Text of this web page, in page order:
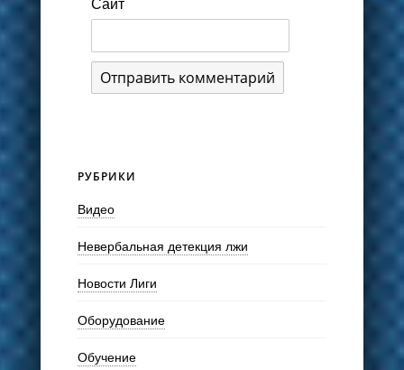
РУБРИКИ
Видео
Невербальная детекция лжи
Новости Лиги
Оборудование
Обучение